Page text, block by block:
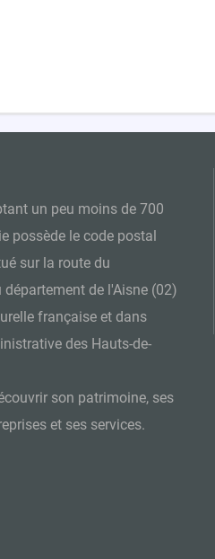
un peu moins de 700
possède le code postal
sur la route du
de l'Aisne (02)
française et dans
des Hauts-de-
son patrimoine, ses
et ses services.